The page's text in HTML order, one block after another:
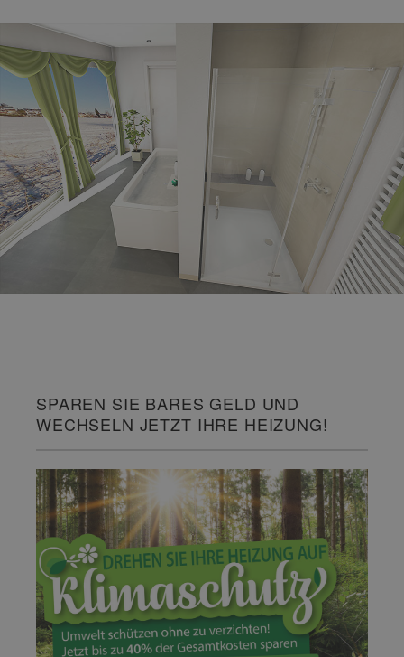
SPAREN SIE BARES GELD UND
WECHSELN JETZT IHRE HEIZUNG!